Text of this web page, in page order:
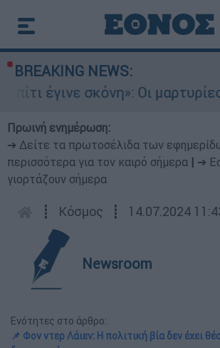
BREAKING NEWS:
σκόνη»: Οι μαρτυρίες
Πρωινή ενημέρωση:
➔ Δείτε τα πρωτοσέλιδα των
περισσότερα για τον καιρό σήμερα
➔
γιορτάζουν σήμερα
┋ Κόσμος ┋ 14.07.2024
Newsroom
Ενότητες στο άρθρο:
📌 Φον ντερ Λάιεν: H πολιτική βία δεν έχει